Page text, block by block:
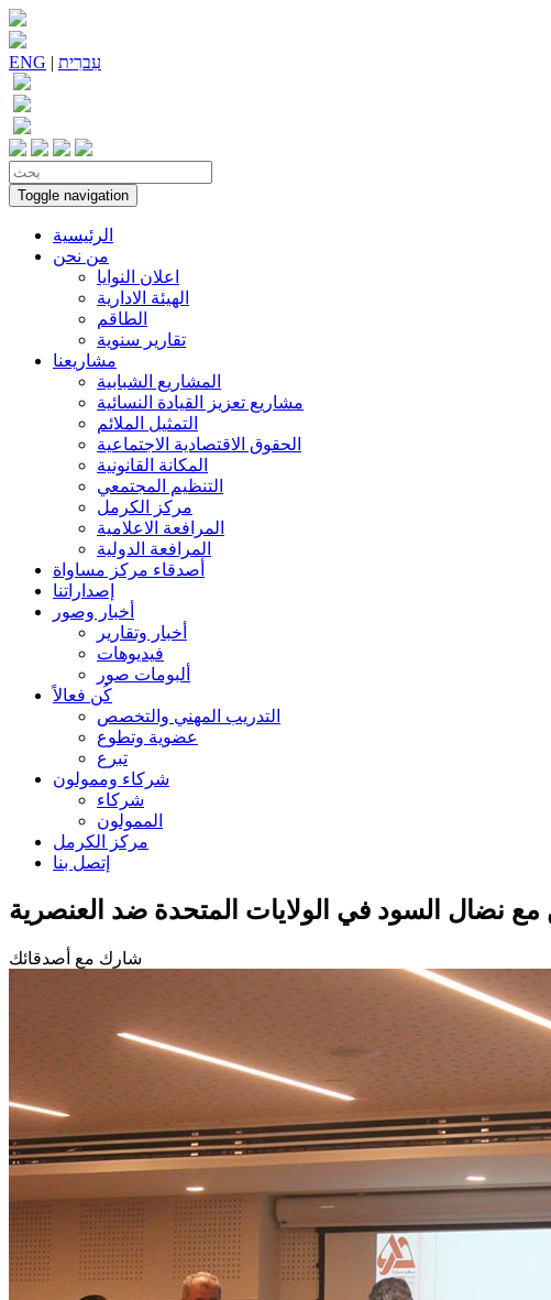
ENG | עִברִית
Toggle navigation
الرئيسية
من نحن
اعلان النوايا
الهيئة الادارية
الطاقم
تقارير سنوية
مشاريعنا
المشاريع الشبابية
مشاريع تعزيز القيادة النسائية
التمثيل الملائم
الحقوق الاقتصادية الاجتماعية
المكانة القانونية
التنظيم المجتمعي
مركز الكرمل
المرافعة الاعلامية
المرافعة الدولية
أصدقاء مركز مساواة
إصداراتنا
أخبار وصور
أخبار وتقارير
فيديوهات
ألبومات صور
كُن فعالاً
التدريب المهني والتخصص
عضوية وتطوع
تبرع
شركاء وممولون
شركاء
الممولون
مركز الكرمل
إتصل بنا
مع نضال السود في الولايات المتحدة ضد العنصرية
شارك مع أصدقائك